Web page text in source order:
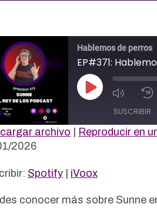
Hablemos de perros
EP#371:
Reproducir
episodioSUSCRIBIR
Spotify
RSS
INCRUST
archivo Reproducir en
2026
Spotify | iVoox
conocer más sobre Sunne